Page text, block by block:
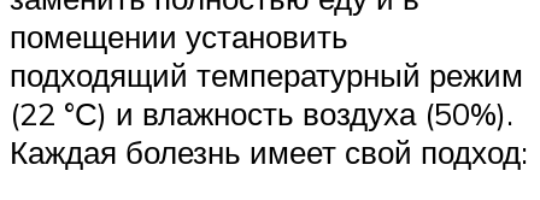
помещении установить
подходящий температурный режим
(22 °С) и влажность воздуха (50%).
Каждая болезнь имеет свой подход: